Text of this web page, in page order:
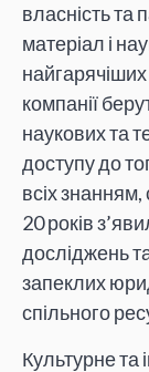
власність та
матеріал і
компанії
наукових та
доступу до
всіх
20 років
досліджень
запеклих
спільного
Культурне та